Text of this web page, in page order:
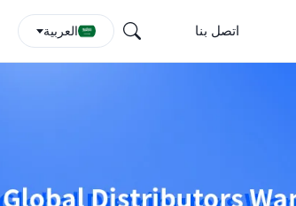
اتصل بنا العربية